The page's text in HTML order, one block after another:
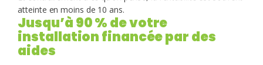
atteinte en moins de 10 ans.
Jusqu’à 90 % de votre
installation financée par des
aides